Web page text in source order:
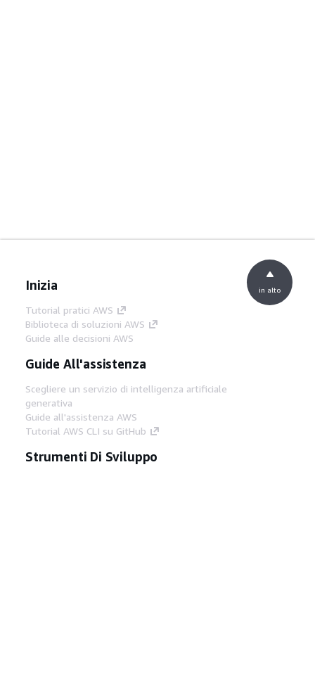
Inizia
Tutorial pratici AWS
Biblioteca di soluzioni AWS
Guide alle decisioni AWS
Guide All'assistenza
Scegliere un servizio di intelligenza artificiale
generativa
Guide all'assistenza AWS
Tutorial AWS CLI su GitHub
Strumenti Di Sviluppo
in alto